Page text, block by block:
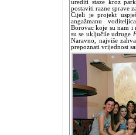
urediti staze kroz
postaviti razne sprave
Cijeli je projekt
angažmanu
Borovac koje su nam i
su se uključile udruge
Naravno, najviše
prepoznati vrijednost